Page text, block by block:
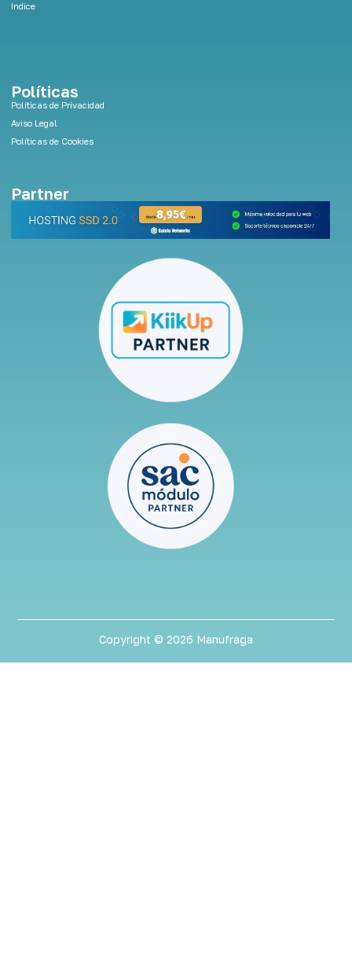
Indice
Políticas
Políticas de Privacidad
Aviso Legal
Políticas de Cookies
Partner
Copyright © 2026 Manufraga